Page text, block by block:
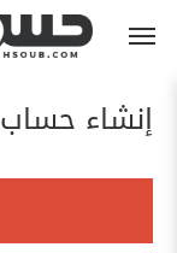
إنشاء